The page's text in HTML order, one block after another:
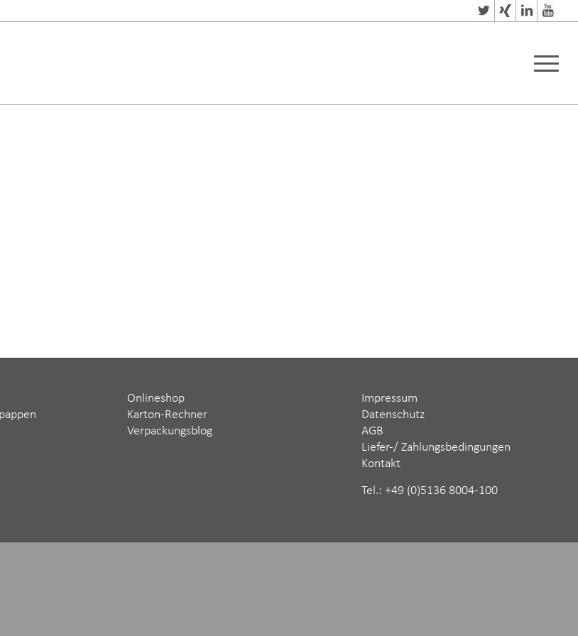
Onlineshop
Karton-Rechner
Verpackungsblog
Impressum
Datenschutz
AGB
Liefer-/ Zahlungsbedingungen
Kontakt
Tel.: ‪+49 (0)5136 8004-100